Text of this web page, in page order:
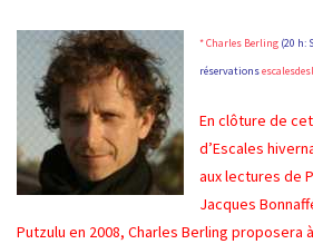
* Charles Berling (20 h:
réservations
En clôture de
d’Escales
aux lectures de
Jacques
Putzulu en 2008, Charles Berling proposera